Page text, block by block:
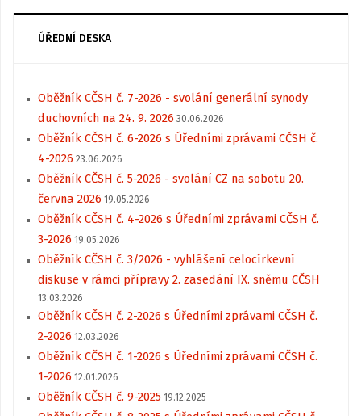
ÚŘEDNÍ DESKA
Oběžník CČSH č. 7-2026 - svolání generální synody
duchovních na 24. 9. 2026 30.06.2026
Oběžník CČSH č. 6-2026 s Úředními zprávami CČSH č.
4-2026 23.06.2026
Oběžník CČSH č. 5-2026 - svolání CZ na sobotu 20.
června 2026 19.05.2026
Oběžník CČSH č. 4-2026 s Úředními zprávami CČSH č.
3-2026 19.05.2026
Oběžník CČSH č. 3/2026 - vyhlášení celocírkevní
diskuse v rámci přípravy 2. zasedání IX. sněmu CČSH
13.03.2026
Oběžník CČSH č. 2-2026 s Úředními zprávami CČSH č.
2-2026 12.03.2026
Oběžník CČSH č. 1-2026 s Úředními zprávami CČSH č.
1-2026 12.01.2026
Oběžník CČSH č. 9-2025 19.12.2025